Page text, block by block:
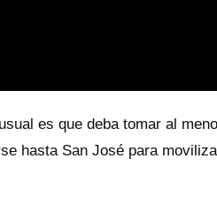
es que deba tomar al
hasta San José para